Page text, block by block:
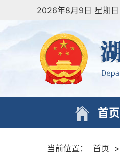
2026年8月9日 星期日
首页
当前位置： 首页 >